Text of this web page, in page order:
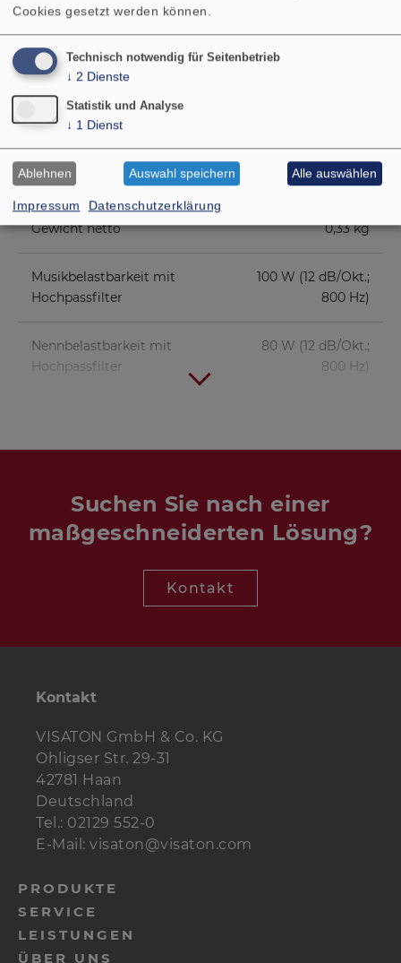
Magnetische Induktion 0,9 T
Magnetischer Fluss
Schwingspulendurchmesser
Schallwandöffnung 95 mm
Gewicht netto 0,33 kg
Musikbelastbarkeit mit
Hochpassfilter
100 W (12 dB/Okt.;
800 Hz)
Nennbelastbarkeit mit
Hochpassfilter
80 W (12 dB/Okt.;
800 Hz)
Suchen Sie nach einer
maßgeschneiderten Lösung?
Kontakt
Kontakt
VISATON GmbH & Co. KG
Ohligser Str. 29-31
42781 Haan
Deutschland
Tel.: 02129 552-0
E-Mail: visaton@visaton.com
PRODUKTE
SERVICE
LEISTUNGEN
ÜBER UNS
Cookies gesetzt werden können.
Impressum Datenschutzerklärung
Technisch notwendig für Seitenbetrieb
↓ 2 Dienste
Statistik und Analyse
↓ 1 Dienst
Ablehnen Auswahl speichern Alle auswählen